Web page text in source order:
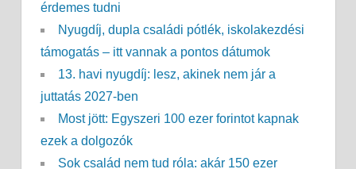
érdemes tudni
Nyugdíj, dupla családi pótlék, iskolakezdési
támogatás – itt vannak a pontos dátumok
13. havi nyugdíj: lesz, akinek nem jár a
juttatás 2027-ben
Most jött: Egyszeri 100 ezer forintot kapnak
ezek a dolgozók
Sok család nem tud róla: akár 150 ezer